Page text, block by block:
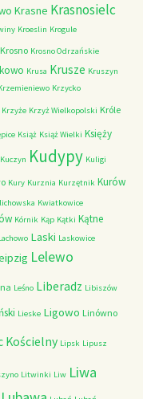
Krasne Krasnosielc
Kroeslin Krogule
Krosno Krosno Odrzańskie
Krusa Krusze Kruszyn
Krzycko
Krzyże Krzyż Wielkopolski Króle
Książ Książ Wielki Księży
Kuczyn Kudypy Kuligi
Kury Kurznia Kurzętnik Kurów
Kwiatkowice
Kórnik Kąp Kątki Kątne
Laski Laskowice
Lelewo
Leśno Liberadz Libiszów
Lieske Ligowo Linówno
Kościelny Lipsk Lipusz
Litwinki Liw Liwa